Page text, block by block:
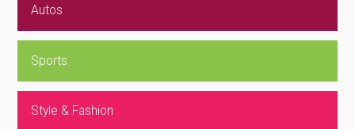
Autos
Sports
Style & Fashion